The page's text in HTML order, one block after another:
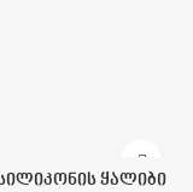
ყალიბი